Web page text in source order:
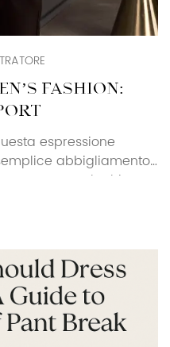
FASHION:
espressione
abbigliamento.
senza loghi,
Per acquirenti e
sta
di alta gamma nel
La tendenza del
nascosta, uomini
nuova, ma […]